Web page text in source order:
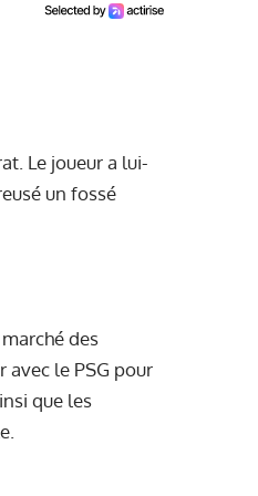
Le joueur a lui-
un fossé
des
avec le PSG pour
que les